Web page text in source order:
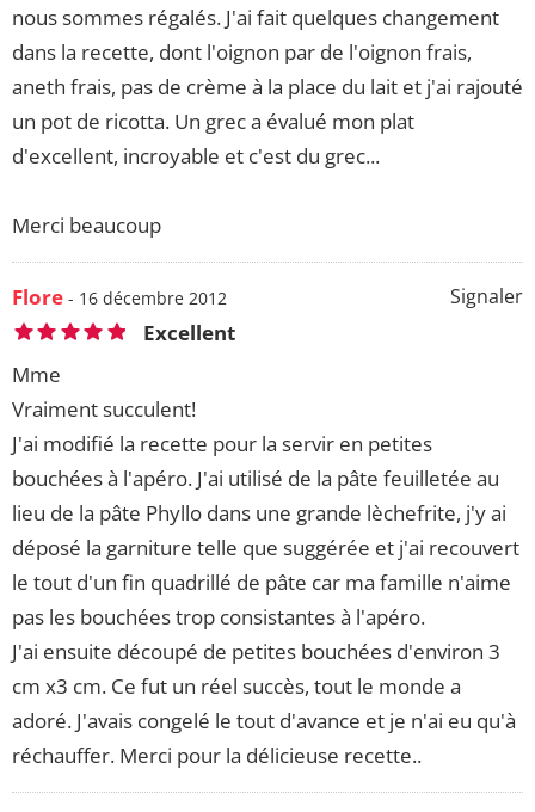
nous sommes régalés. J'ai fait quelques changement
dans la recette, dont l'oignon par de l'oignon frais,
aneth frais, pas de crème à la place du lait et j'ai rajouté
un pot de ricotta. Un grec a évalué mon plat
d'excellent, incroyable et c'est du grec...
Merci beaucoup
Signaler
Flore - 16 décembre 2012
Excellent
Mme
Vraiment succulent!
J'ai modifié la recette pour la servir en petites
bouchées à l'apéro. J'ai utilisé de la pâte feuilletée au
lieu de la pâte Phyllo dans une grande lèchefrite, j'y ai
déposé la garniture telle que suggérée et j'ai recouvert
le tout d'un fin quadrillé de pâte car ma famille n'aime
pas les bouchées trop consistantes à l'apéro.
J'ai ensuite découpé de petites bouchées d'environ 3
cm x3 cm. Ce fut un réel succès, tout le monde a
adoré. J'avais congelé le tout d'avance et je n'ai eu qu'à
réchauffer. Merci pour la délicieuse recette..